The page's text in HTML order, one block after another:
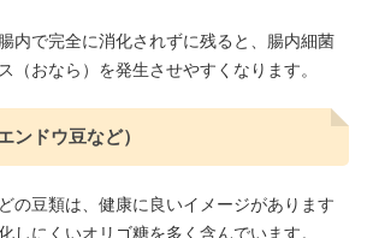
内で完全に消化されずに残ると、腸内細菌
（おなら）を発生させやすくなります。
ンドウ豆など）
の豆類は、健康に良いイメージがあります
しにくいオリゴ糖を多く含んでいます。